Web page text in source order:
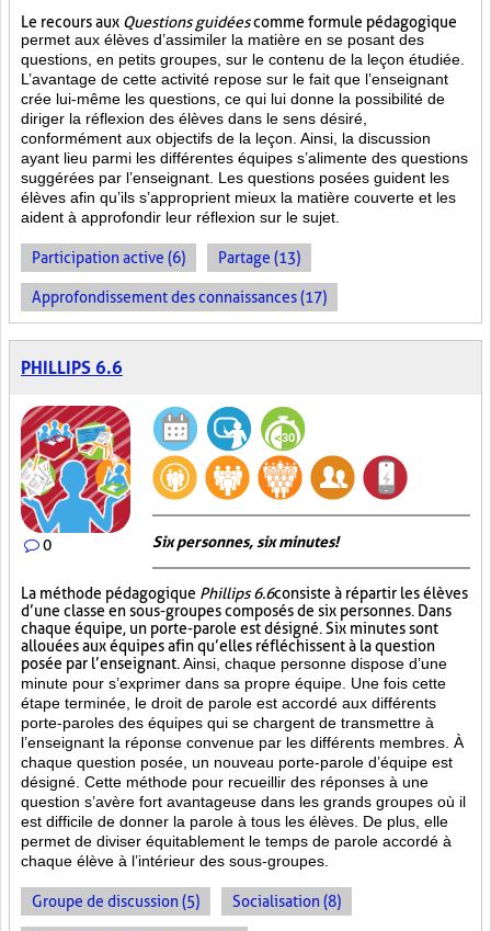
Le recours aux Questions guidéescomme formule pédagogique
permet aux élèves d’assimiler la matière en se posant des
questions, en petits groupes, sur le contenu de la leçon étudiée.
L’avantage de cette activité repose sur le fait que l’enseignant
crée lui-même les questions, ce qui lui donne la possibilité de
diriger la réflexion des élèves dans le sens désiré,
conformément aux objectifs de la leçon. Ainsi, la discussion
ayant lieu parmi les différentes équipes s’alimente des questions
suggérées par l’enseignant. Les questions posées guident les
élèves afin qu’ils s’approprient mieux la matière couverte et les
aident à approfondir leur réflexion sur le sujet.
Participation active (6) Partage (13)
Approfondissement des connaissances (17)
PHILLIPS 6.6
0 Six personnes, six minutes!
La méthode pédagogique Phillips 6.6consiste à répartir les élèves
d’une classe en sous-groupes composés de six personnes. Dans
chaque équipe, un porte-parole est désigné. Six minutes sont
allouées aux équipes afin qu’elles réfléchissent à la question
posée par l’enseignant. Ainsi, chaque personne dispose d’une
minute pour s’exprimer dans sa propre équipe. Une fois cette
étape terminée, le droit de parole est accordé aux différents
porte-paroles des équipes qui se chargent de transmettre à
l’enseignant la réponse convenue par les différents membres. À
chaque question posée, un nouveau porte-parole d’équipe est
désigné. Cette méthode pour recueillir des réponses à une
question s’avère fort avantageuse dans les grands groupes où il
est difficile de donner la parole à tous les élèves. De plus, elle
permet de diviser équitablement le temps de parole accordé à
chaque élève à l’intérieur des sous-groupes.
Groupe de discussion (5) Socialisation (8)